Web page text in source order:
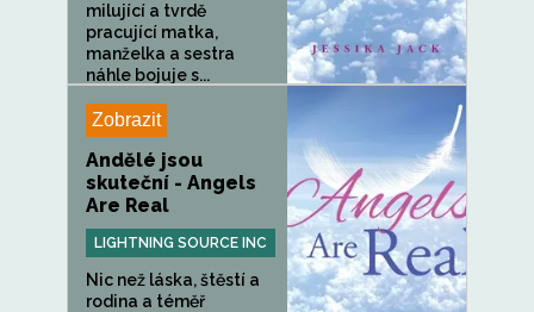
milující a tvrdě
pracující matka,
manželka a sestra
náhle bojuje s...
Zobrazit
Andělé jsou
skuteční - Angels
Are Real
LIGHTNING SOURCE INC
Nic než láska, štěstí a
rodina a téměř